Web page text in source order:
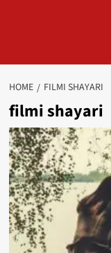
HOME FILMI SHAYARI
filmi shayari